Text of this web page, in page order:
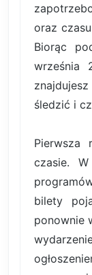
oraz
Biorąc
września
śledzić i
Pierwsza
czasie.
bilety
ponownie